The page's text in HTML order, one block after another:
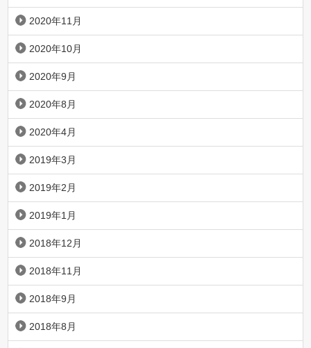
2020年11月
2020年10月
2020年9月
2020年8月
2020年4月
2019年3月
2019年2月
2019年1月
2018年12月
2018年11月
2018年9月
2018年8月